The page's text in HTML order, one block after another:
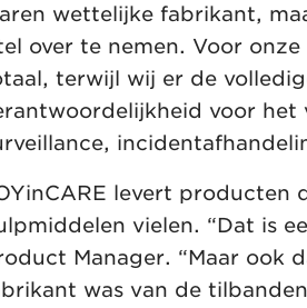
wettelijke fabrikant,
over te nemen. Voor
terwijl wij er de
voor
levert producten
vielen. “Dat is
Manager. “Maar ook
was van de